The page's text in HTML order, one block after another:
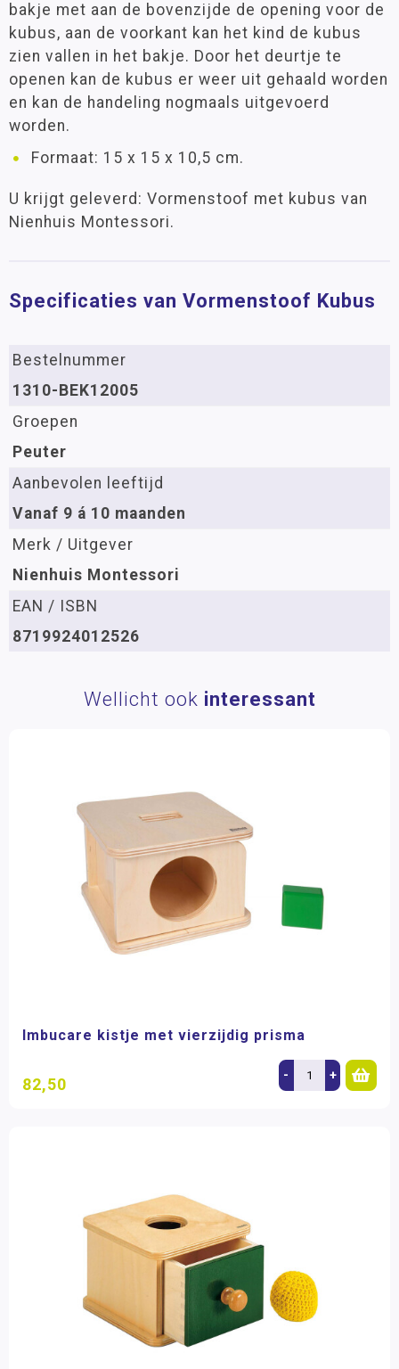
bakje met aan de bovenzijde de opening voor de
kubus, aan de voorkant kan het kind de kubus
zien vallen in het bakje. Door het deurtje te
openen kan de kubus er weer uit gehaald worden
en kan de handeling nogmaals uitgevoerd
worden.
Formaat: 15 x 15 x 10,5 cm.
U krijgt geleverd: Vormenstoof met kubus van
Nienhuis Montessori.
Specificaties van Vormenstoof Kubus
Bestelnummer
1310-BEK12005
Groepen
Peuter
Aanbevolen leeftijd
Vanaf 9 á 10 maanden
Merk / Uitgever
Nienhuis Montessori
EAN / ISBN
8719924012526
Wellicht ook interessant
Imbucare kistje met vierzijdig prisma
82,50 - +